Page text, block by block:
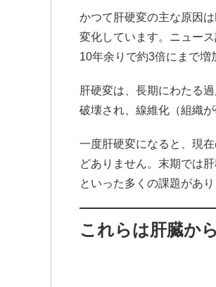
かつて肝硬変の主な原因
変化しています。ニュー
10年余りで約3倍にまで増
肝硬変は、長期にわたる
破壊され、線維化（組織
一度肝硬変になると、現
どありません。末期では
といった多くの課題があり
これらは肝臓か